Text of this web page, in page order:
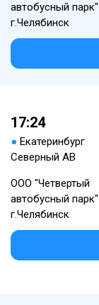
автобусный парк"
г.Челябинск
17:24
● Екатеринбург
Северный АВ
ООО "Четвертый
автобусный парк"
г.Челябинск